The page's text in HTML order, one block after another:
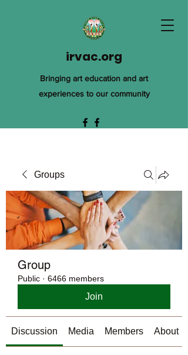
irvac.org
Bringing art education and art
experiences to our community
Groups
Group
Public · 6466 members
Join
Discussion Media Members About